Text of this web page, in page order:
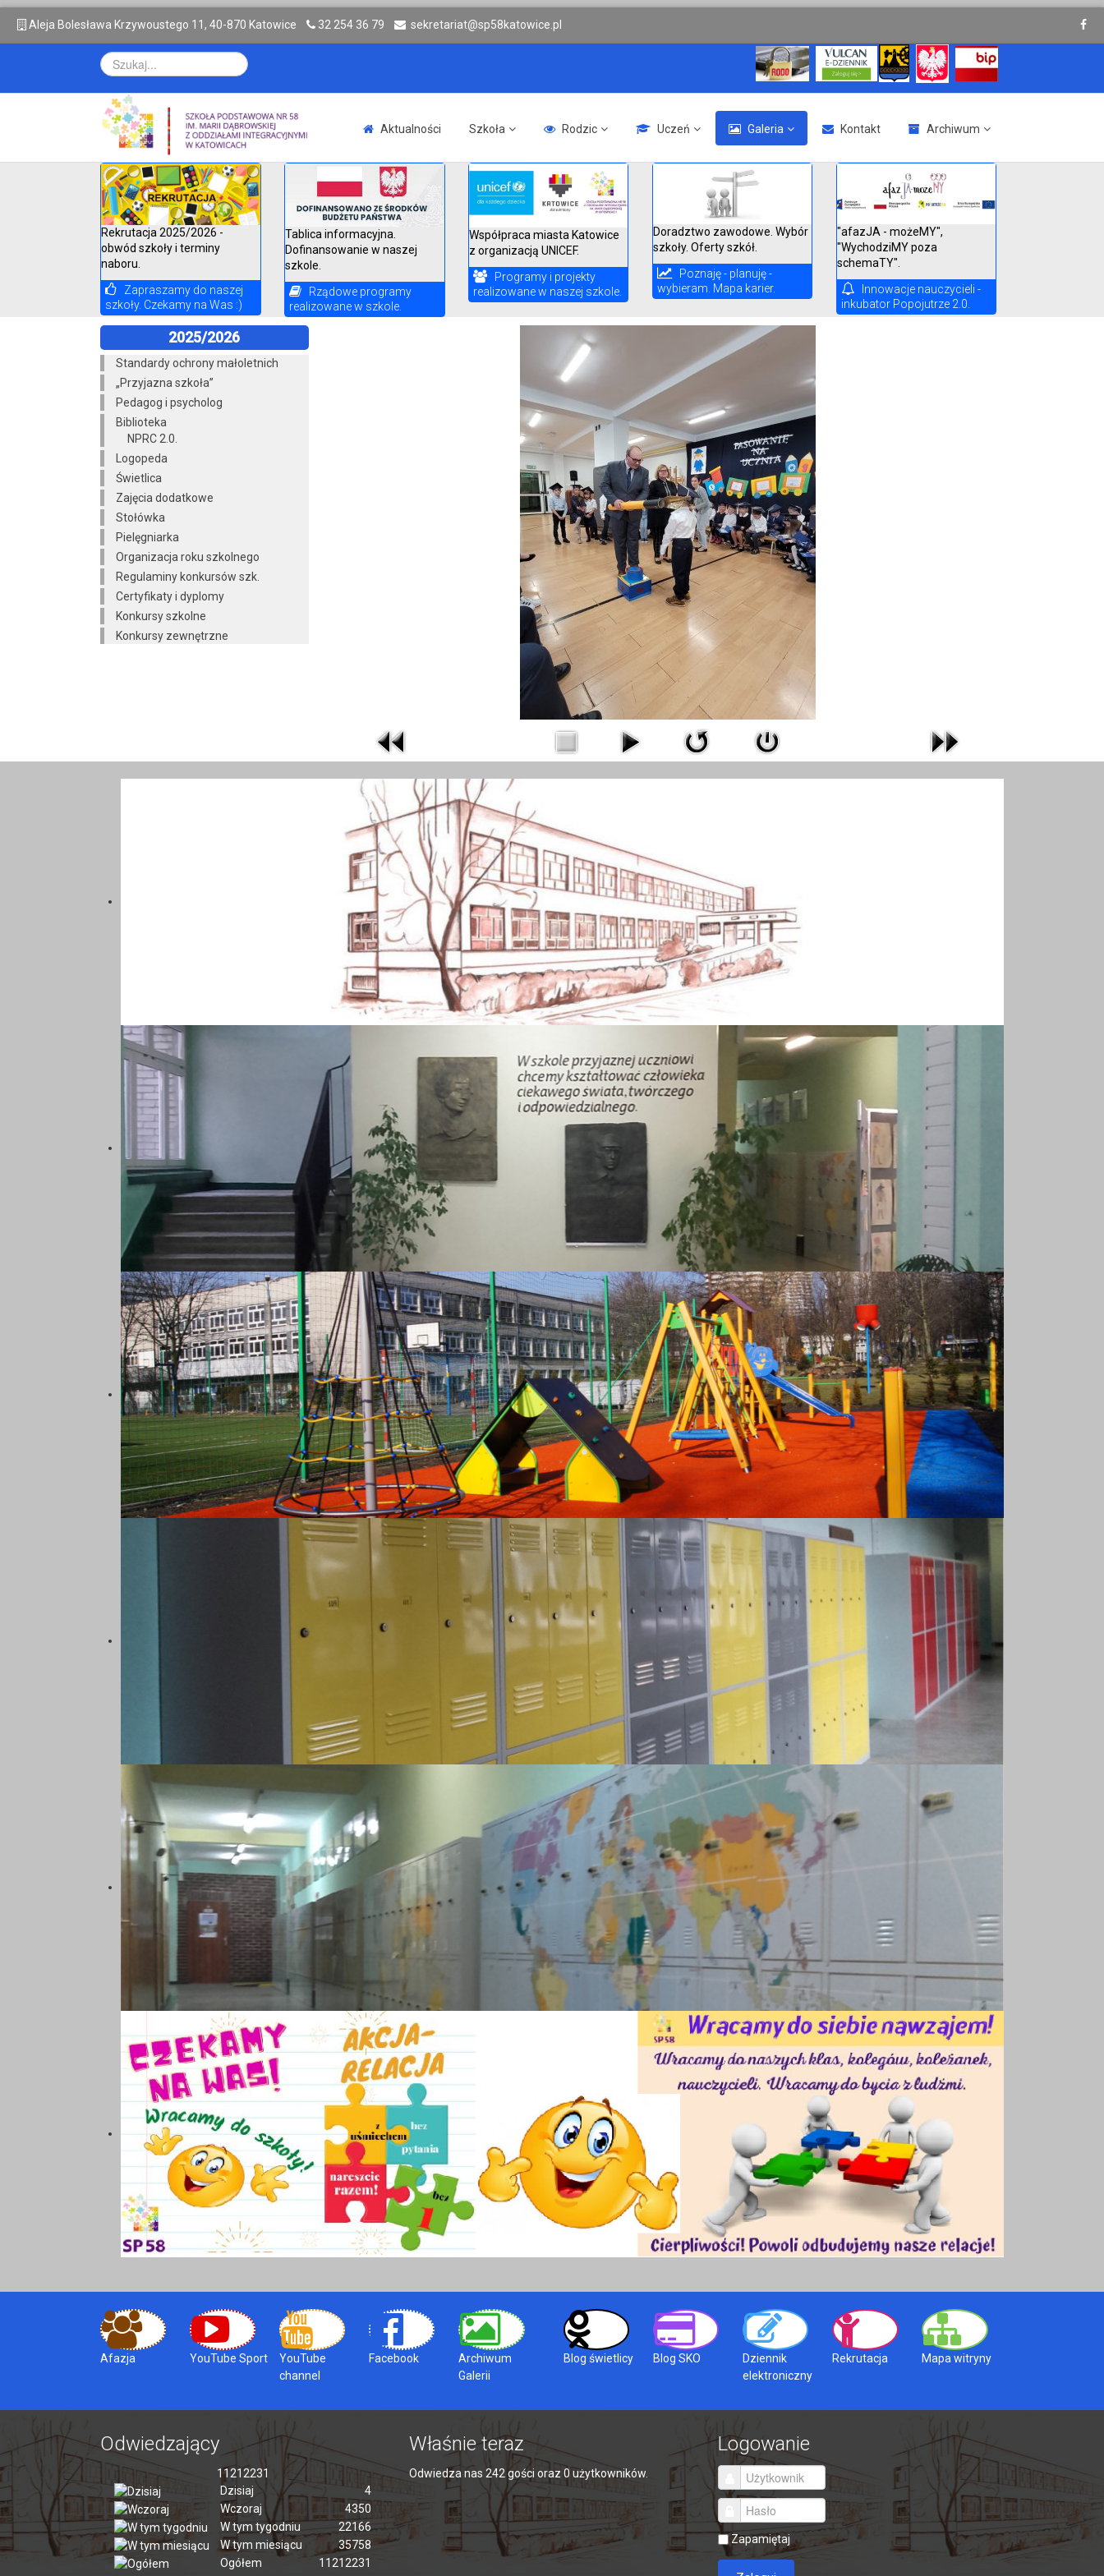
A leja Bolesława Krzywoustego 11, 40-870 Katowice 32 254 36 79 sekretariat@sp58katowice.pl
Aktualności Szkoła Rodzic Uczeń Galeria Kontakt Archiwum
Rekrutacja 2025/2026 -
obwód szkoły i terminy
naboru.
Zapraszamy do naszej
szkoły. Czekamy na Was :)
Tablica informacyjna.
Dofinansowanie w naszej
szkole.
Rządowe programy
realizowane w szkole.
Współpraca miasta Katowice
z organizacją UNICEF.
Programy i projekty
realizowane w naszej szkole.
Doradztwo zawodowe. Wybór
szkoły. Oferty szkół.
Poznaję - planuję -
wybieram. Mapa karier.
"afazJA - możeMY",
"WychodziMY poza
schemaTY".
Innowacje nauczycieli -
inkubator Popojutrze 2.0.
2025/2026
Standardy ochrony małoletnich
„Przyjazna szkoła”
Pedagog i psycholog
Biblioteka
NPRC 2.0.
Logopeda
Świetlica
Zajęcia dodatkowe
Stołówka
Pielęgniarka
Organizacja roku szkolnego
Regulaminy konkursów szk.
Certyfikaty i dyplomy
Konkursy szkolne
Konkursy zewnętrzne
SZKOŁA PODSTAWOWA NR 58 Z ODDZIAŁAMI INTEGRACYJNYMI IM. MARII DĄBROWSKIEJ W
KATOWICACH
Afazja YouTube Sport
YouTube
channel
Facebook
Archiwum
Galerii
Blog świetlicy Blog SKO
Dziennik
elektroniczny
Rekrutacja Mapa witryny
Odwiedzający
11212231
Dzisiaj
4
Wczoraj
4350
W tym tygodniu
22166
W tym miesiącu
35758
Ogółem
11212231
Właśnie teraz
Odwiedza nas 242 gości oraz 0 użytkowników.
Logowanie
Zapamiętaj